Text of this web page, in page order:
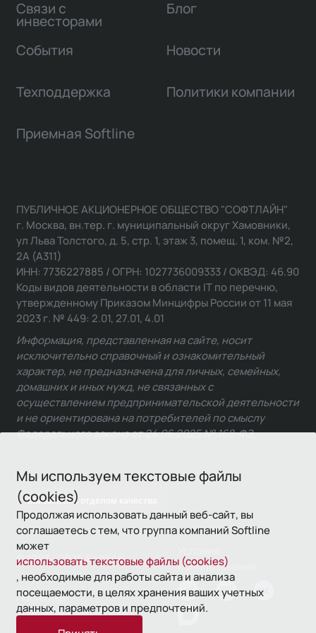
Мы используем текстовые файлы
(cookies)
Продолжая использовать данный веб-сайт, вы
соглашаетесь с тем, что группа компаний Softline
может
использовать текстовые файлы (cookies)
, необходимые для работы сайта и анализа
посещаемости, в целях хранения ваших учетных
данных, параметров и предпочтений.
Связи с
инвесторами
Блог
События Новости
Техподдержка Политики компании
Приемная Softline
Связаться с отделом качества
ПУБЛИЧНОЕ АКЦИОНЕРНОЕ ОБЩЕСТВО "СОФТЛАЙН"
г. Москва, вн.тер. г. муниципальный округ Хамовники,
ул Льва Толстого, д. 5, стр. 1, этаж 3, помещ. 1, ком. №2,
2А (А311)
ИНН: 7736227885 / ОГРН: 1027736009333 / ОКВЭД: 46.90
Коды видов деятельности в области IT по перечню,
утвержденному Приказом Минцифры России от 11 мая
2023 г. № 449: 2.01, 27.01, 4.01
Информация, представленная на сайте, носит
исключительно справочный и ознакомительный
характер, не предназначена для личных, семейных,
домашних и иных нужд, не связанных с
осуществлением предпринимательской деятельности
и не ориентирована на потребителей по смыслу
Федерального закона от 24.06.2025 № 168-ФЗ.
© 1993—2026 Softline
использования
Политика
конфиденциальности